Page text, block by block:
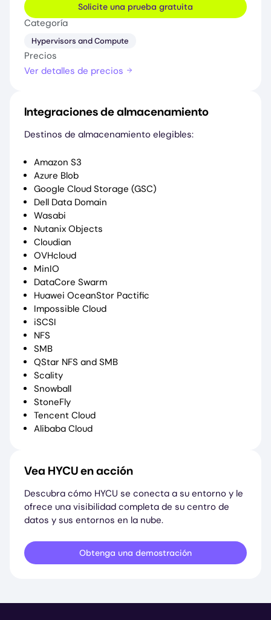
Solicite una prueba gratuita
Categoría
Hypervisors and Compute
Precios
Ver detalles de precios
Integraciones de almacenamiento
Destinos de almacenamiento elegibles:
Amazon S3
Azure Blob
Google Cloud Storage (GSC)
Dell Data Domain
Wasabi
Nutanix Objects
Cloudian
OVHcloud
MinIO
DataCore Swarm
Huawei OceanStor Pactific
Impossible Cloud
iSCSI
NFS
SMB
QStar NFS and SMB
Scality
Snowball
StoneFly
Tencent Cloud
Alibaba Cloud
Vea HYCU en acción
Descubra cómo HYCU se conecta a su entorno y le
ofrece una visibilidad completa de su centro de
datos y sus entornos en la nube.
Obtenga una demostración